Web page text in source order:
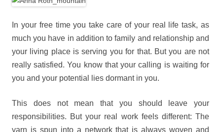
In your free time you take care of your real life task, as
much you have in addition to family and relationship and
your living place is serving you for that. But you are not
really satisfied. You know that your calling is waiting for
you and your potential lies dormant in you.
This does not mean that you should leave your
responsibilities. But your real work feels different: The
yarn is spun into a network that is always woven and